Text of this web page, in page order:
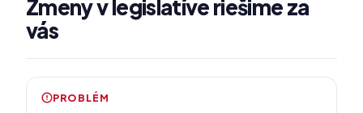
Zmeny v legislatíve riešime za
vás
PROBLÉM